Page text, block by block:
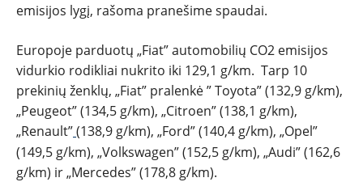
NAUDOTI
REPORTAŽAI
SPORTAS
PATARIMAI
emisijos lygį, rašoma pranešime spaudai.
Europoje parduotų „Fiat” automobilių CO2 emisijos
vidurkio rodikliai nukrito iki 129,1 g/km. Tarp 10
prekinių ženklų, „Fiat” pralenkė ” Toyota” (132,9 g/km),
„Peugeot” (134,5 g/km), „Citroen”(138,1 g/km),
„Renault”(138,9 g/km), „Ford” (140,4 g/km), „Opel”
(149,5 g/km), „Volkswagen” (152,5 g/km), „Audi” (162,6
g/km) ir „Mercedes” (178,8 g/km).